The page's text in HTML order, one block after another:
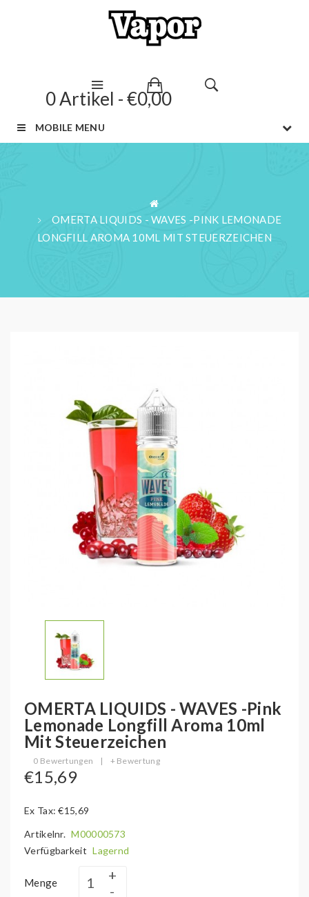
0 Artikel - €0,00
MOBILE MENU
OMERTA LIQUIDS - WAVES -PINK LEMONADE
LONGFILL AROMA 10ML MIT STEUERZEICHEN
OMERTA LIQUIDS - WAVES -Pink
Lemonade Longfill Aroma 10ml
Mit Steuerzeichen
0 Bewertungen | + Bewertung
€15,69
Ex Tax: €15,69
Artikelnr. M00000573
Verfügbarkeit Lagernd
Menge